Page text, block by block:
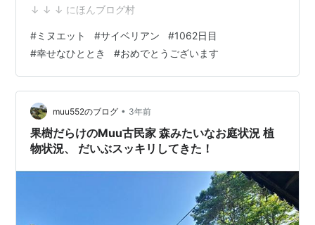
↓ ↓ ↓ にほんブログ村
#ミヌエット #サイベリアン #1062日目
#幸せなひととき #おめでとうございます
muu552のブログ • 3年前
果樹だらけのMuu古民家 森みたいなお庭状況 植
物状況、 だいぶスッキリしてきた！